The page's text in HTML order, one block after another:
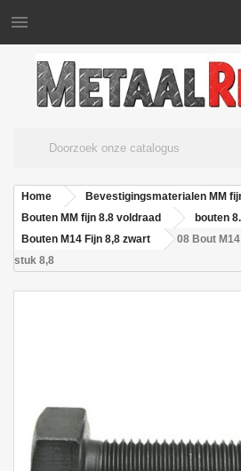

Home
Bevestigingsmaterialen MM
Bouten MM fijn 8.8 voldraad
bouten
Bouten M14 Fijn 8,8 zwart
08 Bout
stuk 8,8